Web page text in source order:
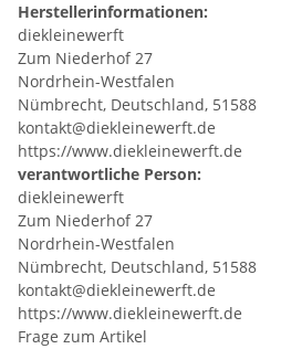
Herstellerinformationen:
diekleinewerft
Zum Niederhof 27
Nordrhein-Westfalen
Nümbrecht, Deutschland, 51588
kontakt@diekleinewerft.de
https://www.diekleinewerft.de
verantwortliche Person:
diekleinewerft
Zum Niederhof 27
Nordrhein-Westfalen
Nümbrecht, Deutschland, 51588
kontakt@diekleinewerft.de
https://www.diekleinewerft.de
Frage zum Artikel